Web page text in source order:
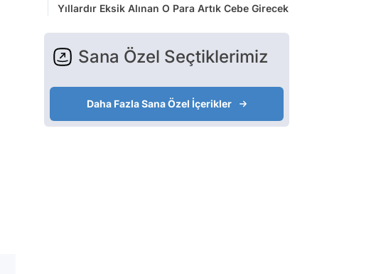
Yıllardır Eksik Alınan O Para Artık Cebe Girecek
Sana Özel Seçtiklerimiz
Daha Fazla Sana Özel İçerikler